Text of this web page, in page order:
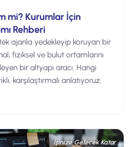
mi? Kurumlar İçin
Rehberi
ajanla yedekleyip koruyan bir
fiziksel ve bulut ortamlarını
bir altyapı aracı. Hangi
karşılaştırmalı anlatıyoruz.
mi Veeam mi? Kurumlar İçin
İşinize Gelecek Katar